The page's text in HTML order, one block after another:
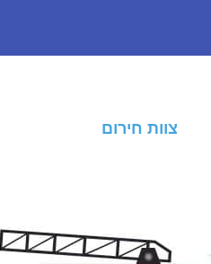
צוות חירום